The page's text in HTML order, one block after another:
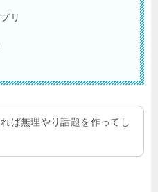
リ
ば無理やり話題を作ってし